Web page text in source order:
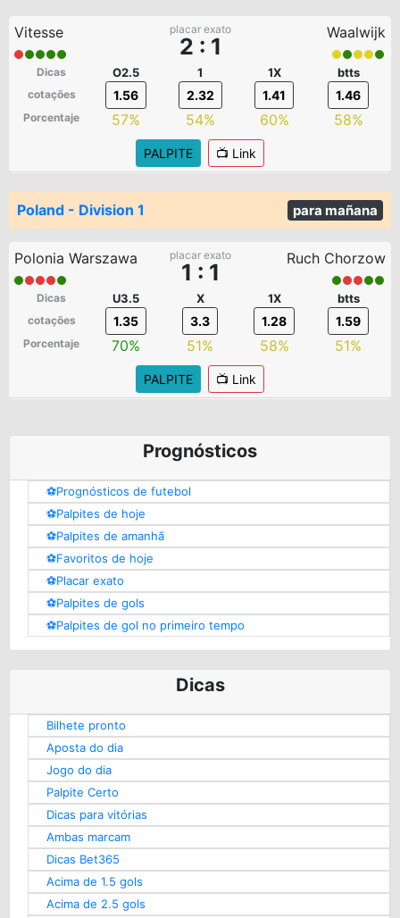
Vitesse placar exato
2 : 1
Waalwijk
Dicas
cotações
Porcentaje
O2.5
1.56
57%
1
2.32
54%
1X
1.41
60%
btts
1.46
58%
PALPITE 📺 Link
Poland - Division 1 para mañana
Polonia Warszawa placar exato
1 : 1
Ruch Chorzow
Dicas
cotações
Porcentaje
U3.5
1.35
70%
X
3.3
51%
1X
1.28
58%
btts
1.59
51%
PALPITE 📺 Link
Prognósticos
⚽️Prognósticos de futebol
⚽️Palpites de hoje
⚽️Palpites de amanhã
⚽️Favoritos de hoje
⚽️Placar exato
⚽️Palpites de gols
⚽️Palpites de gol no primeiro tempo
Dicas
Bilhete pronto
Aposta do dia
Jogo do dia
Palpite Certo
Dicas para vitórias
Ambas marcam
Dicas Bet365
Acima de 1.5 gols
Acima de 2.5 gols